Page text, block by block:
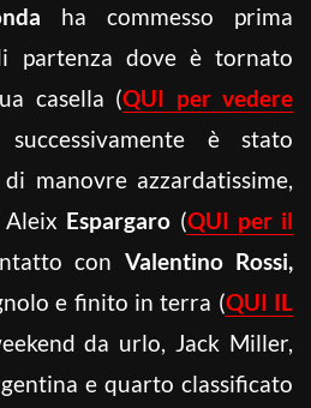
ha commesso prima
partenza dove è tornato
casella (QUI per vedere
è stato
manovre azzardatissime,
Espargaro (QUI per il
con Valentino Rossi,
e finito in terra (QUI IL
da urlo, Jack Miller,
e quarto classificato